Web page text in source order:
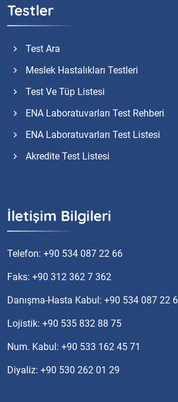
Testler
Test Ara
Meslek Hastalıkları Testleri
Test Ve Tüp Listesi
ENA Laboratuvarları Test Rehberi
ENA Laboratuvarları Test Listesi
Akredite Test Listesi
İletişim Bilgileri
Telefon: +90 534 087 22 66
Faks: +90 312 362 7 362
Danışma-Hasta Kabul: +90 534 087 22
Lojistik: +90 535 832 88 75
Num. Kabul: +90 533 162 45 71
Diyaliz: +90 530 262 01 29